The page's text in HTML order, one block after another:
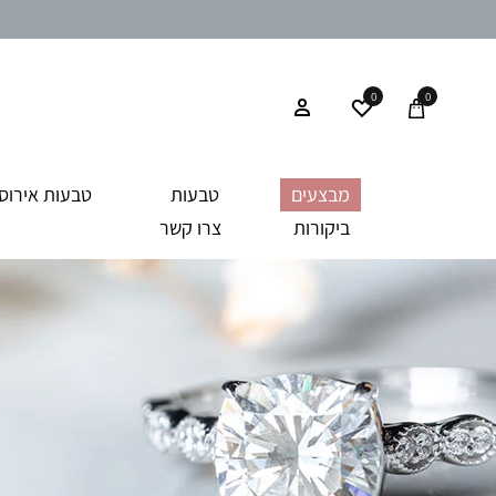
0
0
מבצעים טבעות טבעות
ביקורות
צרו קשר